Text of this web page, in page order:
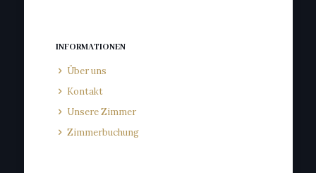
INFORMATIONEN
Über uns
Kontakt
Unsere Zimmer
Zimmerbuchung